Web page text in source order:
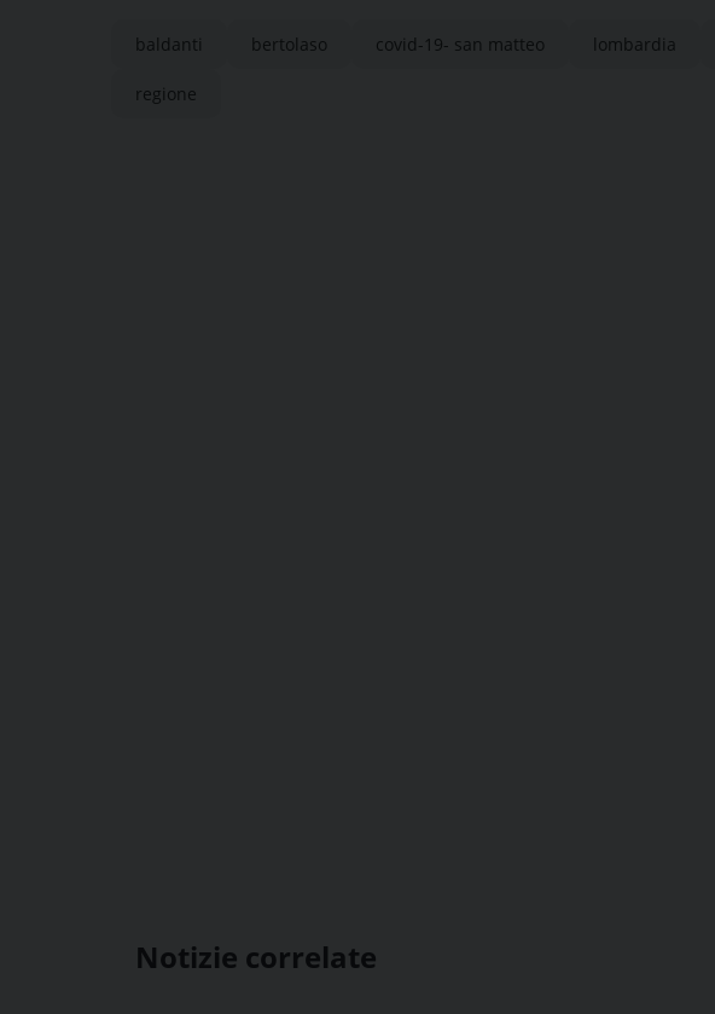
baldanti bertolaso covid-19- san matteo lombardia
regione
Notizie correlate